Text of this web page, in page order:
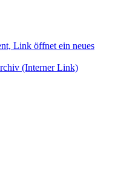
Link öffnet ein neues
(Interner Link)